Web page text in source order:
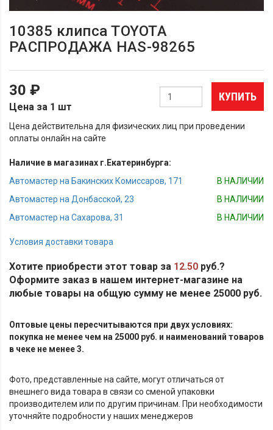
10385 клипса TOYOTA
РАСПРОДАЖА HAS-98265
30 ₽
Цена за 1 шт
КУПИТЬ
Цена действительна для физических лиц при проведении
оплаты онлайн на сайте
Наличие в магазинах г.Екатеринбурга:
Автомастер на Бакинских Комиссаров, 171
В НАЛИЧИИ
Автомастер на Донбасской, 23
В НАЛИЧИИ
Автомастер на Сахарова, 31
В НАЛИЧИИ
Условия доставки товара
Хотите приобрести этот товар за 12.50 руб.?
Оформите заказ в нашем интернет-магазине на
любые товары на общую сумму не менее 25000 руб.
Оптовые цены пересчитываются при двух условиях:
покупка не менее чем на 25000 руб. и наименований товаров
в чеке не менее 3.
Фото, представленные на сайте, могут отличаться от
внешнего вида товара в связи со сменой упаковки
производителем или по другим причинам. При необходимости
уточняйте подробности у наших менеджеров